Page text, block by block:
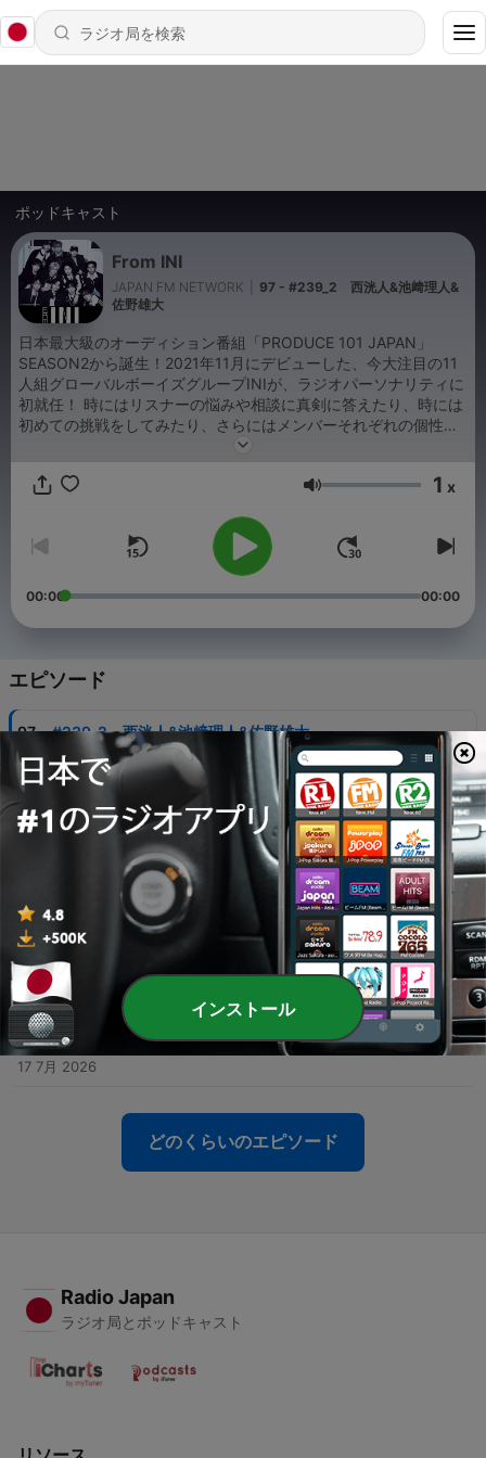
ポッドキャスト
From INI
JAPAN FM NETWORK
97 - #239_2 西洸人&池﨑理人&
佐野雄大
日本最大級のオーディション番組「PRODUCE 101 JAPAN」
SEASON2から誕生！2021年11月にデビューした、今大注目の11
人組グローバルボーイズグループINIが、ラジオパーソナリティに
初就任！ 時にはリスナーの悩みや相談に真剣に答えたり、時には
初めての挑戦をしてみたり、さらにはメンバーそれぞれの個性を
活かした個人コーナーが誕生したり!? 今までにないほどINIに近づ
音量 1 x
00:00 00:00
エピソード
97 - #239_2 西洸人&池﨑理人&佐野雄大
31 7月 2026
#239_1 藤牧京介&木村柾哉&松田迅
31 7月 2026
#238_2 髙塚大夢&田島将吾&尾崎匠海
94 - #238_1 木村柾哉&後藤威尊/ゲスト：ヤバイTシャツ
屋さん
24 7月 2026
93 - #237_2 髙塚大夢&池﨑理人/ゲスト：河野純喜
（JO1）
17 7月 2026
どのくらいのエピソード
Radio Japan
ラジオ局とポッドキャスト
インストール